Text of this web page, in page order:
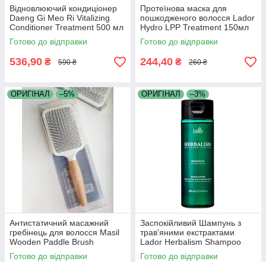
Відновлюючий кондиціонер
Daeng Gi Meo Ri Vitalizing
Conditioner Treatment 500 мл
Готово до відправки
536,90 ₴ 590 ₴
Протеїнова маска для
пошкодженого волосся Lador
Hydro LPP Treatment 150мл
Готово до відправки
244,40 ₴ 260 ₴
ОРИГІНАЛ –5%
Антистатичний масажний
гребінець для волосся Masil
Wooden Paddle Brush
Готово до відправки
ОРИГІНАЛ –3%
Заспокійливий Шампунь з
трав'яними екстрактами
Lador Herbalism Shampoo
150ml
Готово до відправки